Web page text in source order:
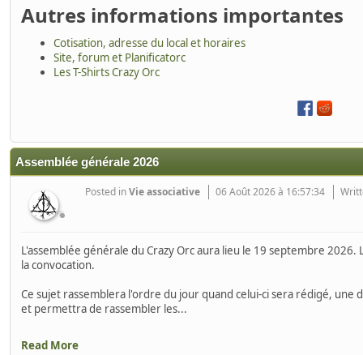
Autres informations importantes
Cotisation, adresse du local et horaires
Site, forum et Planificatorc
Les T-Shirts Crazy Orc
Assemblée générale 2026
Posted inVie associative 06 Août 2026 à 16:57:34
L'assemblée générale du Crazy Orc aura lieu le 19 septembre
la convocation.
Ce sujet rassemblera l'ordre du jour quand celui-ci sera rédigé, une
et permettra de rassembler les...
Read More